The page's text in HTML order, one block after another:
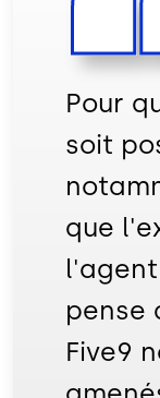
Pour
soit
que
pense
Five9